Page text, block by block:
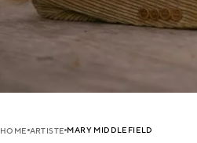
HOME ARTISTE MARY MIDDLEFIELD